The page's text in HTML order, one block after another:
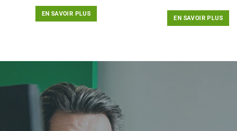
EN SAVOIR PLUS
EN SAVOIR PLUS